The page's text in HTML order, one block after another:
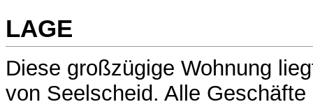
LAGE
Diese großzügige Wohnung
von Seelscheid. Alle